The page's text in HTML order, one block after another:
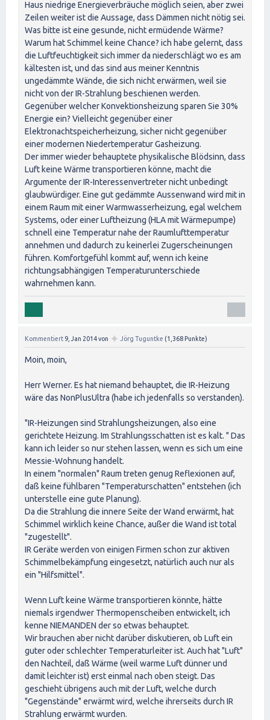
Haus niedrige Energieverbräuche möglich seien, aber zwei
Zeilen weiter ist die Aussage, dass Dämmen nicht nötig sei.
Was bitte ist eine gesunde, nicht ermüdende Wärme?
Warum hat Schimmel keine Chance? ich habe gelernt, dass
die Luftfeuchtigkeit sich immer da niederschlägt wo es am
kältesten ist, und das sind aus meiner Kenntnis
ungedämmte Wände, die sich nicht erwärmen, weil sie
nicht von der IR-Strahlung beschienen werden.
Gegenüber welcher Konvektionsheizung sparen Sie 30%
Energie ein? Vielleicht gegenüber einer
Elektronachtspeicherheizung, sicher nicht gegenüber
einer modernen Niedertemperatur Gasheizung.
Der immer wieder behauptete physikalische Blödsinn, dass
Luft keine Wärme transportieren könne, macht die
Argumente der IR-Interessenvertreter nicht unbedingt
glaubwürdiger. Eine gut gedämmte Aussenwand wird mit in
einem Raum mit einer Warmwasserheizung, egal welchem
Systems, oder einer Luftheizung (HLA mit Wärmepumpe)
schnell eine Temperatur nahe der Raumlufttemperatur
annehmen und dadurch zu keinerlei Zugerscheinungen
führen. Komfortgefühl kommt auf, wenn ich keine
richtungsabhängigen Temperaturunterschiede
wahrnehmen kann.
Kommentiert 9, Jan 2014von ✦ Jörg Tuguntke (1,368 Punkte)
Moin, moin,
Herr Werner. Es hat niemand behauptet, die IR-Heizung
wäre das NonPlusUltra (habe ich jedenfalls so verstanden).
"IR-Heizungen sind Strahlungsheizungen, also eine
gerichtete Heizung. Im Strahlungsschatten ist es kalt. " Das
kann ich leider so nur stehen lassen, wenn es sich um eine
Messie-Wohnung handelt.
In einem "normalen" Raum treten genug Reflexionen auf,
daß keine fühlbaren "Temperaturschatten" entstehen (ich
unterstelle eine gute Planung).
Da die Strahlung die innere Seite der Wand erwärmt, hat
Schimmel wirklich keine Chance, außer die Wand ist total
"zugestellt".
IR Geräte werden von einigen Firmen schon zur aktiven
Schimmelbekämpfung eingesetzt, natürlich auch nur als
ein "Hilfsmittel".
Wenn Luft keine Wärme transportieren könnte, hätte
niemals irgendwer Thermopenscheiben entwickelt, ich
kenne NIEMANDEN der so etwas behauptet.
Wir brauchen aber nicht darüber diskutieren, ob Luft ein
guter oder schlechter Temperaturleiter ist. Auch hat "Luft"
den Nachteil, daß Wärme (weil warme Luft dünner und
damit leichter ist) erst einmal nach oben steigt. Das
geschieht übrigens auch mit der Luft, welche durch
"Gegenstände" erwärmt wird, welche ihrerseits durch IR
Strahlung erwärmt wurden.